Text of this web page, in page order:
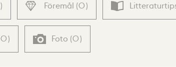
) Föremål (0)
0) Foto (0)